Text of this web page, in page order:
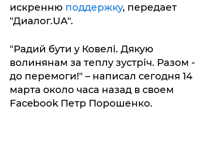
искренню поддержку, передает
"Диалог.UA".
"Радий бути у Ковелі. Дякую
волинянам за теплу зустріч. Разом -
до перемоги!" – написал сегодня 14
марта около часа назад в своем
Facebook Петр Порошенко.